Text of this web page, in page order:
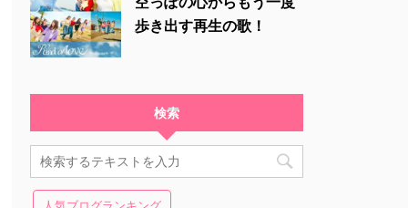
歩き出す再生の歌！
検索